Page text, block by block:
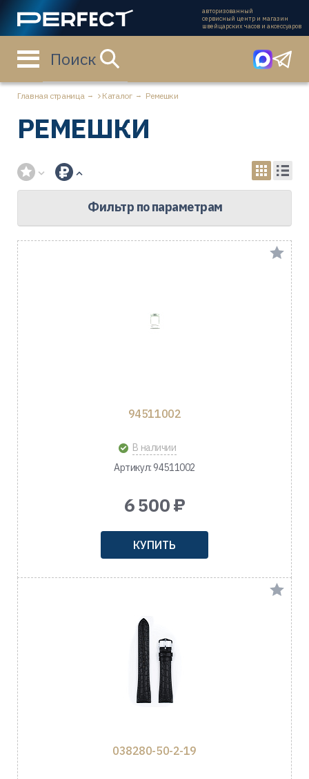
авторизованный
сервисный центр и магазин
швейцарских часов и аксессуаров
Поиск
Главная страница Каталог Ремешки
РЕМЕШКИ
Фильтр по параметрам
94511002
В наличии
Артикул: 94511002
6 500 ₽
КУПИТЬ
038280-50-2-19